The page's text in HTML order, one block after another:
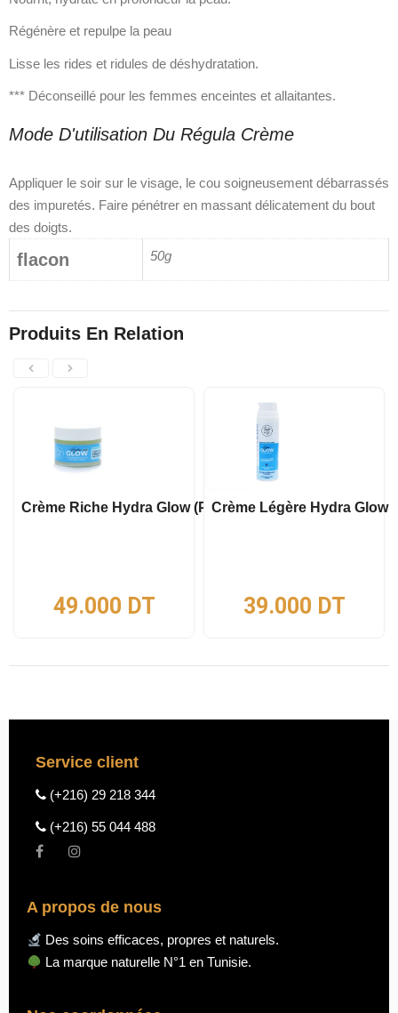
Régénère et repulpe la peau
Lisse les rides et ridules de déshydratation.
*** Déconseillé pour les femmes enceintes et allaitantes.
Mode D'utilisation Du Régula Crème
Appliquer le soir sur le visage, le cou soigneusement débarrassés
des impuretés. Faire pénétrer en massant délicatement du bout
des doigts.
flacon 50g
Produits En Relation
Crème Riche Hydra Glow (Peaux Sèches & Abimées)
49.000 DT
Crème Légère Hydra Glow
39.000 DT
Service client
(+216) 29 218 344
(+216) 55 044 488
A propos de nous
Des soins efficaces, propres et naturels.
La marque naturelle N°1 en Tunisie.